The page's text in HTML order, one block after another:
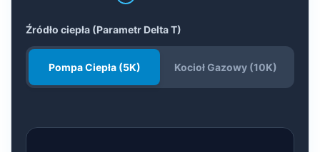
Źródło ciepła (Parametr Delta T)
Pompa Ciepła (5K) Kocioł Gazowy (10K)